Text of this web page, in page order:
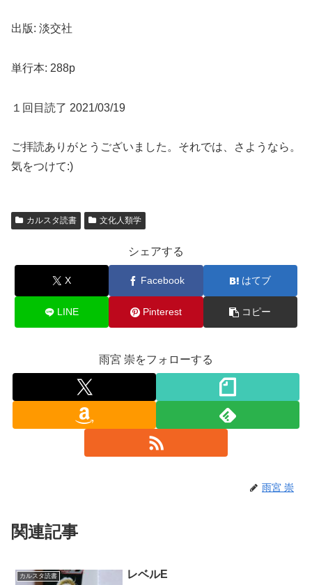
出版: 淡交社
単行本: 288p
１回目読了 2021/03/19
ご拝読ありがとうございました。それでは、さようなら。
気をつけて:)
カルスタ読書 文化人類学
シェアする
X Facebook はてブ
LINE Pinterest コピー
雨宮 崇をフォローする
雨宮 崇
関連記事
カルスタ読書 レベルE